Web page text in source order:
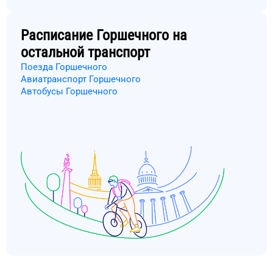
Расписание Горшечного на
остальной транспорт
Поезда Горшечного
Авиатранспорт Горшечного
Автобусы Горшечного